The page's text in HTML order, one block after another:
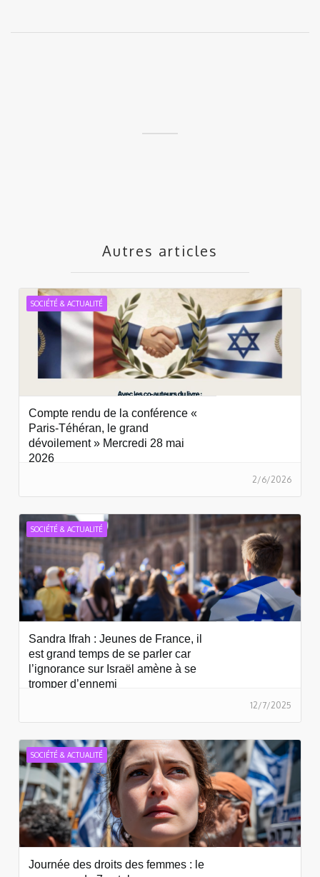
Autres articles
SOCIÉTÉ & ACTUALITÉ
Compte rendu de la conférence «
Paris-Téhéran, le grand
dévoilement » Mercredi 28 mai
2026
2/6/2026
SOCIÉTÉ & ACTUALITÉ
Sandra Ifrah : Jeunes de France, il
est grand temps de se parler car
l’ignorance sur Israël amène à se
tromper d’ennemi
12/7/2025
SOCIÉTÉ & ACTUALITÉ
Journée des droits des femmes : le